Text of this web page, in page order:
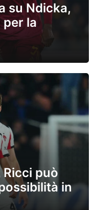
su Ndicka,
per la
può
in